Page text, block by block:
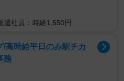
ロシアを非難しているが、そ
係が少しでも疑われたイスラ
たり、不当に拘束したりした
キューバのグアンタナモ基地
遣社員：時給1,550円
高時給平日のみ駅チカ
務